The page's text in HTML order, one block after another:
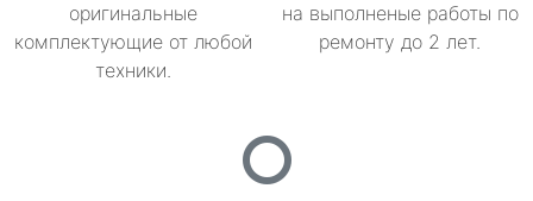
оригинальные
комплектующие от любой
техники.
на выполненые работы по
ремонту до 2 лет.